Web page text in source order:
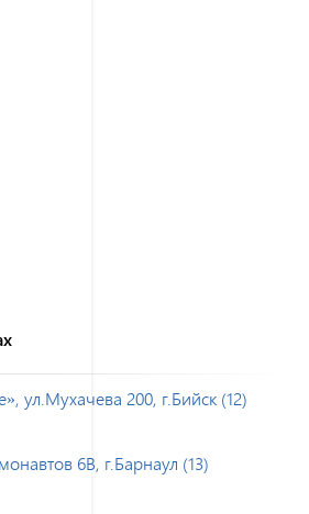
ул.Мухачева 200, г.Бийск (12)
6В, г.Барнаул (13)